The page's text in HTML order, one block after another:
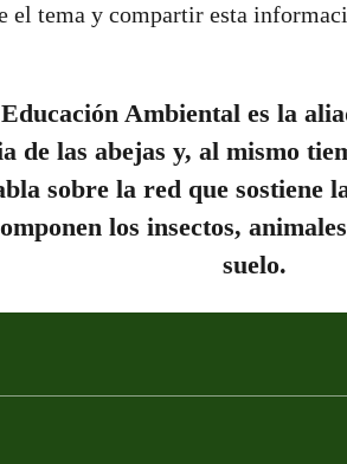
el tema y compartir esta
Ambiental es la
de las abejas y, al mismo
sobre la red que sostiene
los insectos,
suelo.